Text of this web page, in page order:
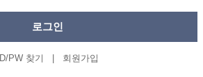
ID/PW 찾기 회원가입